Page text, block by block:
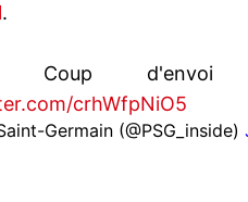
.
d'envoi
crhWfpNiO5
Germain (@PSG_inside)